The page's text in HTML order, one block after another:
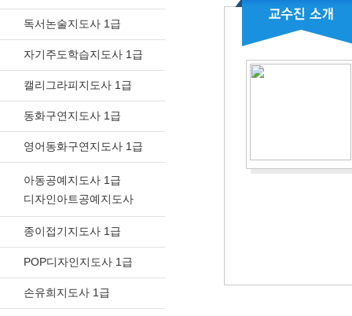
독서논술지도사 1급
자기주도학습지도사 1급
캘리그라피지도사 1급
동화구연지도사 1급
영어동화구연지도사 1급
아동공예지도사 1급
디자인아트공예지도사
종이접기지도사 1급
POP디자인지도사 1급
손유희지도사 1급